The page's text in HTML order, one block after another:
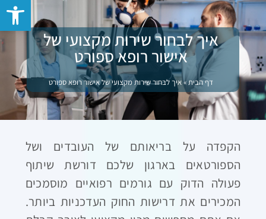
פתח
איך לבחור שירות מקצועי של
אישור רופא ספורט
דף הבית»איך לבחור שירות מקצועי של אישור רופא ספורט
הקפדה על בריאותם של העובדים ושל
הספורטאים בארגון שלכם דורשת שיתוף
פעולה הדוק עם גורמים רפואיים מוסמכים
המכירים את דרישות החוק העדכניות ביותר.